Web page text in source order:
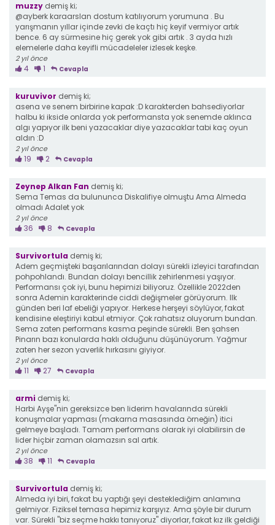
muzzy demiş ki;
@ayberk karaarslan dostum katılıyorum yorumuna . Bu
yarışmanın yıllar içinde zevki de kaçtı hiç keyif vermiyor artık
bence. 6 ay sürmesine hiç gerek yok gibi artık . 3 ayda hızlı
elemelerle daha keyifli mücadeleler izlesek keşke.
2 yıl önce
4 1 Cevapla
kuruvivor demiş ki;
asena ve senem birbirine kapak :D karakterden bahsediyorlar
halbu ki ikside onlarda yok performansta yok senemde aklınca
algı yapıyor ilk beni yazacaklar diye yazacaklar tabi kaç oyun
aldın :D
2 yıl önce
19 2 Cevapla
Zeynep Alkan Fan demiş ki;
Sema Temas da bulununca Diskalifiye olmuştu Ama Almeda
olmadı Adalet yok
2 yıl önce
36 8 Cevapla
Survivortula demiş ki;
Adem geçmişteki başarılarından dolayı sürekli izleyici tarafından
pohpohlandı. Bundan dolayı bencillik zehirlenmesi yaşıyor.
Performansı çok iyi, bunu hepimizi biliyoruz. Özellikle 2022den
sonra Ademin karakterinde ciddi değişmeler görüyorum. Ilk
günden beri laf ebeliği yapıyor. Herkese herşeyi söylüyor, fakat
kendisine eleştiriyi kabul etmiyor. Çok rahatsız oluyorum bundan.
Sema zaten performans kasma peşinde sürekli. Ben şahsen
Pinarın bazı konularda haklı olduğunu düşünüyorum. Yağmur
zaten her sezon yaverlik hırkasını giyiyor.
2 yıl önce
11 27 Cevapla
armi demiş ki;
Harbi Ayşe"nin gereksizce ben liderim havalarında sürekli
konuşmalar yapması (makarna masasında örneğin) itici
gelmeye başladı. Tamam performans olarak iyi olabilirsin de
lider hiçbir zaman olamazsın sal artık.
2 yıl önce
38 11 Cevapla
Survivortula demiş ki;
Almeda iyi biri, fakat bu yaptığı şeyi desteklediğim anlamına
gelmiyor. Fiziksel temasa hepimiz karşıyız. Ama şöyle bir durum
var. Sürekli "biz seçme hakkı tanıyoruz" diyorlar, fakat kız ilk geldiği